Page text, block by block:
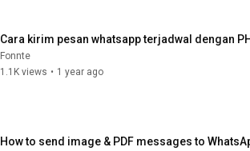
Cara kirim pesan whatsapp terjadwal dengan
Fonnte
1.1K views • 1 year ago
How to send image & PDF messages to